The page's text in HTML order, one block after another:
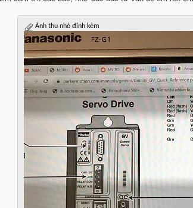
Ảnh thu nhỏ đính kèm